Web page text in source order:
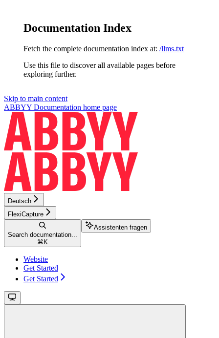
Documentation Index
Fetch the complete documentation index at: /llms.txt
Use this file to discover all available pages before
exploring further.
Skip to main content
ABBYY Documentation home page
Deutsch
FlexiCapture
Search documentation...
⌘ K
Assistenten fragen
Website
Get Started
Get Started